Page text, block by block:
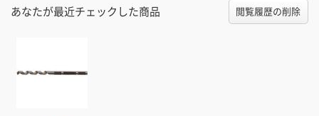
あなたが最近チェックした商品 閲覧履歴の削除